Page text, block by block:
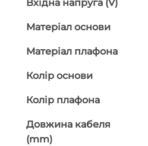
Вхідна напруга (V)
Матеріал основи
Матеріал плафона
Колір основи
Колір плафона
Довжина кабеля
(mm)